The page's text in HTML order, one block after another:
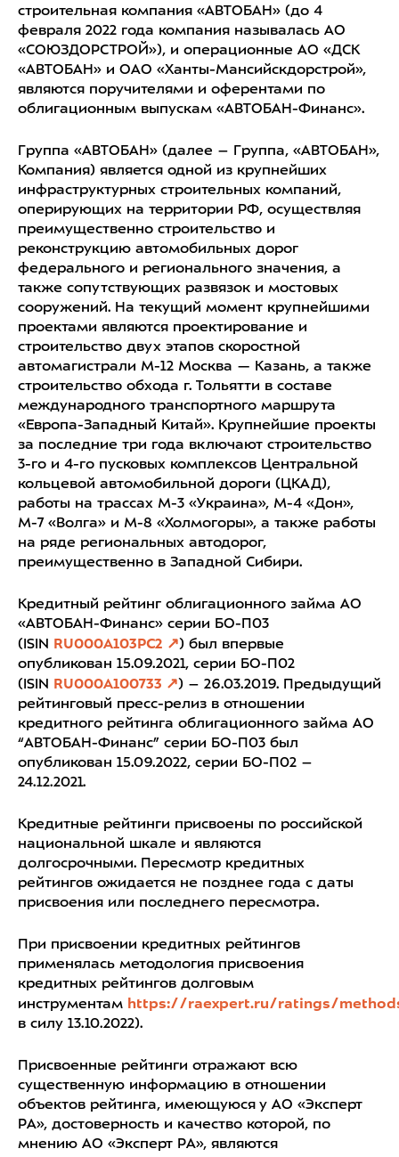
строительная компания «АВТОБАН» (до 4
февраля 2022 года компания называлась АО
«СОЮЗДОРСТРОЙ»), и операционные АО «ДСК
«АВТОБАН» и ОАО «Ханты-Мансийскдорстрой»,
являются поручителями и оферентами по
облигационным выпускам «АВТОБАН-Финанс».
Группа «АВТОБАН» (далее – Группа, «АВТОБАН»,
Компания) является одной из крупнейших
инфраструктурных строительных компаний,
оперирующих на территории РФ, осуществляя
преимущественно строительство и
реконструкцию автомобильных дорог
федерального и регионального значения, а
также сопутствующих развязок и мостовых
сооружений. На текущий момент крупнейшими
проектами являются проектирование и
строительство двух этапов скоростной
автомагистрали М-12 Москва — Казань, а также
строительство обхода г. Тольятти в составе
международного транспортного маршрута
«Европа-Западный Китай». Крупнейшие проекты
за последние три года включают строительство
3-го и 4-го пусковых комплексов Центральной
кольцевой автомобильной дороги (ЦКАД),
работы на трассах М-3 «Украина», М-4 «Дон»,
М-7 «Волга» и М-8 «Холмогоры», а также работы
на ряде региональных автодорог,
преимущественно в Западной Сибири.
Кредитный рейтинг облигационного займа АО
«АВТОБАН-Финанс» серии БО-П03
(ISIN
RU000A103PC2
) был впервые
опубликован 15.09.2021, серии БО-П02
(ISIN
RU000A100733
) – 26.03.2019. Предыдущий
рейтинговый пресс-релиз в отношении
кредитного рейтинга облигационного займа АО
“АВТОБАН-Финанс” серии БО-П03 был
опубликован 15.09.2022, серии БО-П02 –
24.12.2021.
Кредитные рейтинги присвоены по российской
национальной шкале и являются
долгосрочными. Пересмотр кредитных
рейтингов ожидается не позднее года с даты
присвоения или последнего пересмотра.
При присвоении кредитных рейтингов
применялась методология присвоения
кредитных рейтингов долговым
инструментам https://raexpert.ru/ratings/
в силу 13.10.2022).
Присвоенные рейтинги отражают всю
существенную информацию в отношении
объектов рейтинга, имеющуюся у АО «Эксперт
РА», достоверность и качество которой, по
мнению АО «Эксперт РА», являются